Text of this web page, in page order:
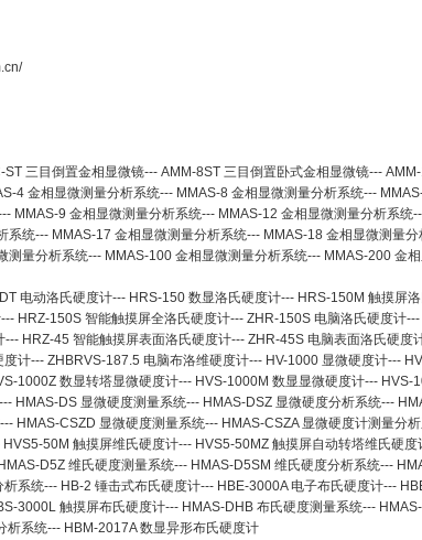
ST 三目倒置金相显微镜--- AMM-8ST 三目倒置卧式金相显微镜---
4 金相显微测量分析系统--- MMAS-8 金相显微测量分析系统---
MMAS-9 金相显微测量分析系统--- MMAS-12 金相显微测量分析系统
系统--- MMAS-17 金相显微测量分析系统--- MMAS-18 金相显微测量分
测量分析系统--- MMAS-100 金相显微测量分析系统--- MMAS-200 金
电动洛氏硬度计--- HRS-150 数显洛氏硬度计--- HRS-150M 触摸屏
--- HRZ-150S 智能触摸屏全洛氏硬度计--- ZHR-150S 电脑洛氏硬度计---
--- HRZ-45 智能触摸屏表面洛氏硬度计--- ZHR-45S 电脑表面洛氏硬度
度计--- ZHBRVS-187.5 电脑布洛维硬度计--- HV-1000 显微硬度计---
1000Z 数显转塔显微硬度计--- HVS-1000M 数显显微硬度计--- HVS-
--- HMAS-DS 显微硬度测量系统--- HMAS-DSZ 显微硬度分析系统---
--- HMAS-CSZD 显微硬度测量系统--- HMAS-CSZA 显微硬度计测量分
HVS5-50M 触摸屏维氏硬度计--- HVS5-50MZ 触摸屏自动转塔维氏硬度
HMAS-D5Z 维氏硬度测量系统--- HMAS-D5SM 维氏硬度分析系统---
析系统--- HB-2 锤击式布氏硬度计--- HBE-3000A 电子布氏硬度计---
3000L 触摸屏布氏硬度计--- HMAS-DHB 布氏硬度测量系统---
析系统--- HBM-2017A 数显异形布氏硬度计